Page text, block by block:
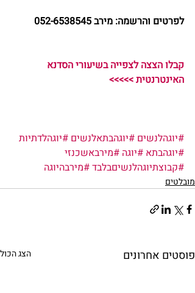
לפרטים והרשמה: מירב 052-6538545
קבלו הצצה לצפייה בשיעורי הסדנא
האינטרנטית >>>>>
#יוגהלנשים #יוגהבתאלנשים #יוגהלדתיות
#יוגהבתא #יוגה #מירבאשכנזי
#קבוצתיוגהלנשיםבלבד#מירבהיוגה
מובלטים
פוסטים אחרונים הצג הכול